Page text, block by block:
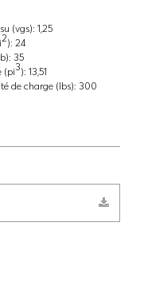
(vgs): 1,25
2): 24
35
(pi3): 13,51
de charge (lbs): 300